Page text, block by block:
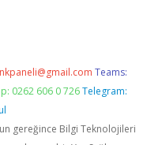
Teams:
0262 606 0 726 Telegram:
gereğince Bilgi Teknolojileri